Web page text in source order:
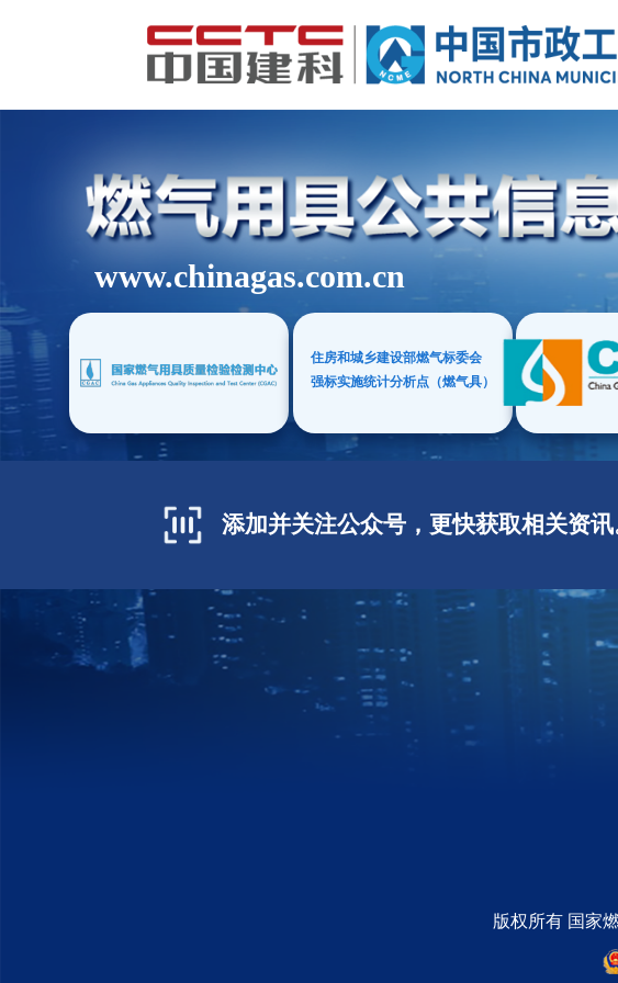
www.chinagas.com.cn
住房和城乡建设部燃气标委会
强标实施统计分析点（燃气具）
添加并关注公众号，更快获取相关资讯
版权所有 国家